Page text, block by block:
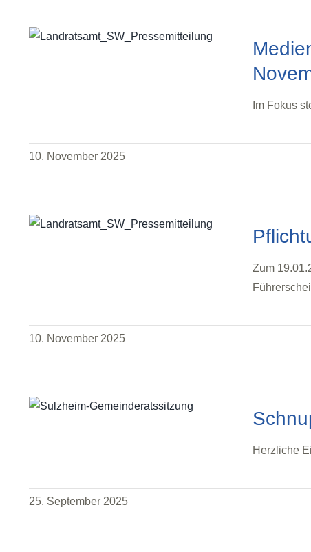
Im Fokus
10. November 2025
Zum
10. November 2025
Herzliche
25. September 2025